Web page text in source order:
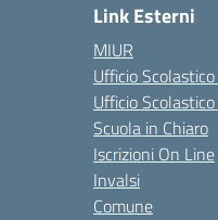
Link Esterni
MIUR
Ufficio
Ufficio
Scuola in Chiaro
Iscrizioni On Line
Invalsi
Comune